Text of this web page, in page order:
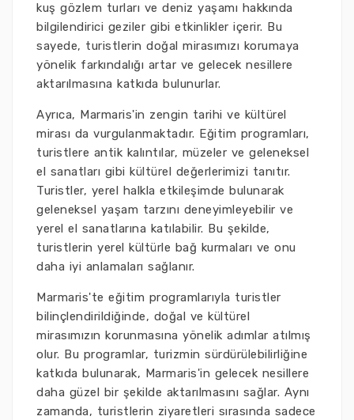
kuş gözlem turları ve deniz yaşamı hakkında
bilgilendirici geziler gibi etkinlikler içerir. Bu
sayede, turistlerin doğal mirasımızı korumaya
yönelik farkındalığı artar ve gelecek nesillere
aktarılmasına katkıda bulunurlar.
Ayrıca, Marmaris'in zengin tarihi ve kültürel
mirası da vurgulanmaktadır. Eğitim programları,
turistlere antik kalıntılar, müzeler ve geleneksel
el sanatları gibi kültürel değerlerimizi tanıtır.
Turistler, yerel halkla etkileşimde bulunarak
geleneksel yaşam tarzını deneyimleyebilir ve
yerel el sanatlarına katılabilir. Bu şekilde,
turistlerin yerel kültürle bağ kurmaları ve onu
daha iyi anlamaları sağlanır.
Marmaris'te eğitim programlarıyla turistler
bilinçlendirildiğinde, doğal ve kültürel
mirasımızın korunmasına yönelik adımlar atılmış
olur. Bu programlar, turizmin sürdürülebilirliğine
katkıda bulunarak, Marmaris'in gelecek nesillere
daha güzel bir şekilde aktarılmasını sağlar. Aynı
zamanda, turistlerin ziyaretleri sırasında sadece